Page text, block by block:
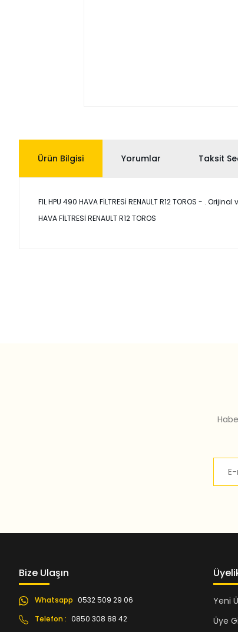
Ürün Bilgisi Yorumlar Taksit
FIL HPU 490 HAVA FİLTRESİ RENAULT R12 TOROS - .
HAVA FİLTRESİ RENAULT R12 TOROS
Bize Ulaşın
Whatsapp 0532 509 29 06
Telefon : 0850 308 88 42
Yeni
Üye